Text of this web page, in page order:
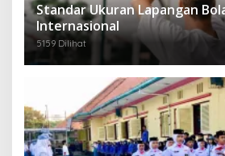
Standar Ukuran Lapangan
Internasional
5159 Dilihat